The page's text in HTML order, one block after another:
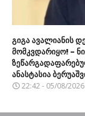
გიგა ავალიანის
მომკვდარიყო! –
ანასტასია
22:42 - 05/08/2026